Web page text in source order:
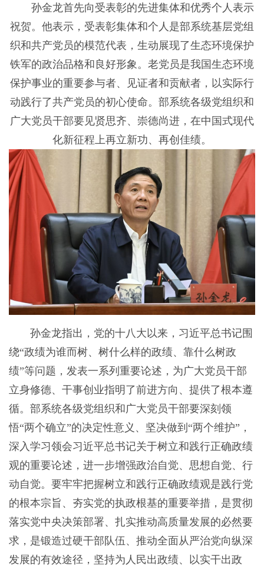
孙金龙首先向受表彰的先进集体和优秀个人表示
祝贺。他表示，受表彰集体和个人是部系统基层党组
织和共产党员的模范代表，生动展现了生态环境保护
铁军的政治品格和良好形象。老党员是我国生态环境
保护事业的重要参与者、见证者和贡献者，以实际行
动践行了共产党员的初心使命。部系统各级党组织和
广大党员干部要见贤思齐、崇德尚进，在中国式现代
化新征程上再立新功、再创佳绩。
孙金龙指出，党的十八大以来，习近平总书记围
绕“政绩为谁而树、树什么样的政绩、靠什么树政
绩”等问题，发表一系列重要论述，为广大党员干部
立身修德、干事创业指明了前进方向、提供了根本遵
循。部系统各级党组织和广大党员干部要深刻领
悟“两个确立”的决定性意义、坚决做到“两个维护”，
深入学习领会习近平总书记关于树立和践行正确政绩
观的重要论述，进一步增强政治自觉、思想自觉、行
动自觉。要牢牢把握树立和践行正确政绩观是践行党
的根本宗旨、夯实党的执政根基的重要举措，是贯彻
落实党中央决策部署、扎实推动高质量发展的必然要
求，是锻造过硬干部队伍、推动全面从严治党向纵深
发展的有效途径，坚持为人民出政绩、以实干出政